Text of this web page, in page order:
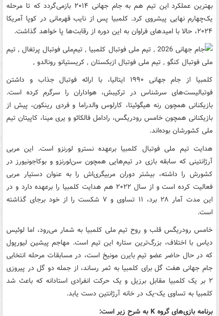
بهترین عملکرد این تیم هم به جام جهانی ۲۰۱۴ بازمی‌گردد که تا مرحله
یک‌چهارم نهایی پیشروی کرد. کلمبیا پس از نایب قهرمانی در کوپا آمریکا
۲۰۲۴، حالا با امیدهای فراوان به این دوره از رقابت‌ها پا خواهد گذاشت.
کلمبیا از جام جهانی ۱۹۹۰ ایتالیا، با ارائه فوتبال جذاب و داشتن
فوتبالیست‌های سرشناس در ترکیبش، هواداران را سرگرم کرده است.
بازیکنانی همچون رنه هیگوئیتا، کارلوس والدراما و فردی رینکون، پیش از
بازیکنانی همچون خامس رودریگس، رادامل فالکائو و یری مینا، کاپیتان تیم
ملی کشورشان بوده‌اند.
هدایت تیم ملی فوتبال کلمبیا برعهده نسترو لورنزو است. این مربی
آرژانتینی که سابقه بازی در تیم‌هایی همچون سن‌لورنزو و بوکاجونیورز در
کشورش را داشته، بیشتر دوران مربیگری‌اش را به عنوان دستیار مربی
فعالیت کرده است و از سال ۲۰۲۲ هم هدایت کلمبیا را برعهده دارد و در
این مدت آمار ۲۸ برد، ۱۱ تساوی و ۷ شکست را از خود برجای گذاشته
است.
خامس رودریگس قلب و روح تیم ملی کلمبیا به شمار می‌رود، اما لوئیس
دیاس با اختلاف، بزرگ‌ترین ستاره این تیم است. مهاجم پیشین لیورپول
که در حال حاضر عضو تیم بایرن مونیخ است، در مسابقات مرحله انتخابی
جام جهانی هفت گل برای کلمبیا به ثمر رساند، از جمله دو گل در پیروزی
۲ بر یک کلمبیا مقابل برزیل و یک حرکت انفرادی استادانه که باعث شد
کلمبیا به تساوی یک-یک در خانه آرژانتین دست یابد.
برنامه بازی‌های گروه K به شرح زیر است: